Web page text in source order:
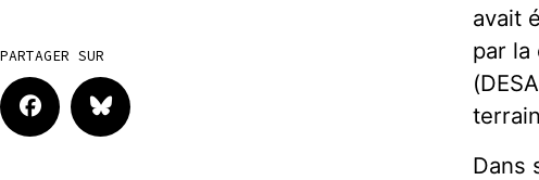
PARTAGER SUR
avait
par la
Dans